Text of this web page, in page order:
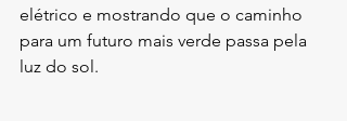
elétrico e mostrando que o caminho
para um futuro mais verde passa pela
luz do sol.